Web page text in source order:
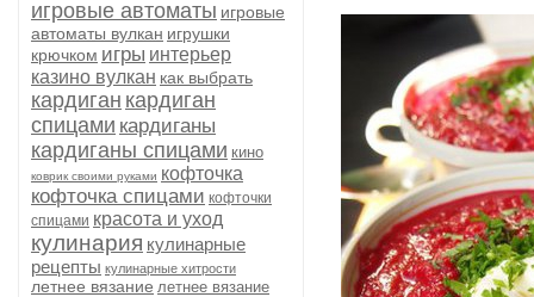
игровые автоматы игровые
автоматы вулкан игрушки
крючком игры интерьер
казино вулкан как выбрать
кардиган кардиган
спицами кардиганы
кардиганы спицами кино
коврик своими руками кофточка
кофточка спицами кофточки
спицами красота и уход
кулинария кулинарные
рецепты кулинарные хитрости
летнее вязание летнее вязание